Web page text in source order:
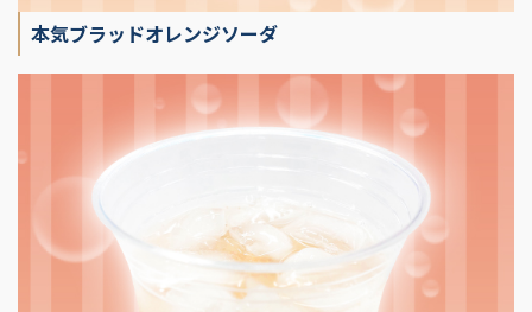
本気ブラッドオレンジソーダ